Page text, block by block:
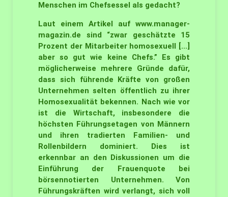
Menschen im Chefsessel als gedacht?
Laut einem Artikel auf www.manager-
magazin.de sind “zwar geschätzte 15
Prozent der Mitarbeiter homosexuell [...]
aber so gut wie keine Chefs.” Es gibt
möglicherweise mehrere Gründe dafür,
dass sich führende Kräfte von großen
Unternehmen selten öffentlich zu ihrer
Homosexualität bekennen. Nach wie vor
ist die Wirtschaft, insbesondere die
höchsten Führungsetagen von Männern
und ihren tradierten Familien- und
Rollenbildern dominiert. Dies ist
erkennbar an den Diskussionen um die
Einführung der Frauenquote bei
börsennotierten Unternehmen. Von
Führungskräften wird verlangt, sich voll